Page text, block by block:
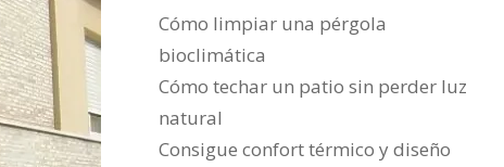
Cómo limpiar una pérgola
bioclimática
Cómo techar un patio sin perder luz
natural
Consigue confort térmico y diseño